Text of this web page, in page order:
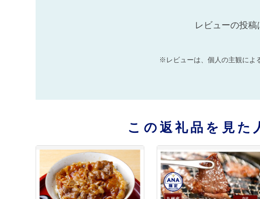
レビューの投
※レビューは、個人の主観によ
この返礼品を見た